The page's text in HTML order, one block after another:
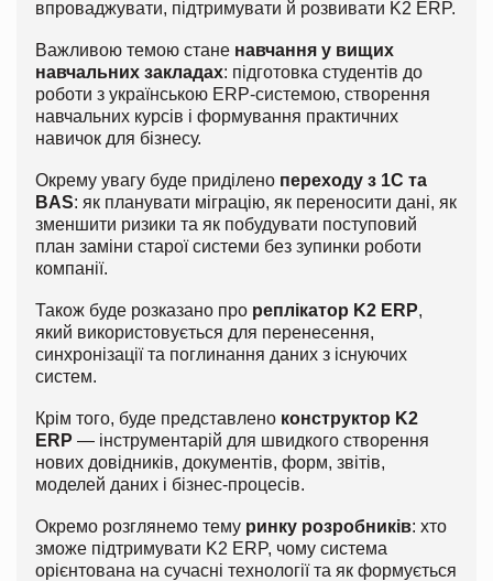
впроваджувати, підтримувати й розвивати K2 ERP.
Важливою темою стане навчання у вищих
навчальних закладах: підготовка студентів до
роботи з українською ERP-системою, створення
навчальних курсів і формування практичних
навичок для бізнесу.
Окрему увагу буде приділено переходу з 1С та
BAS: як планувати міграцію, як переносити дані, як
зменшити ризики та як побудувати поступовий
план заміни старої системи без зупинки роботи
компанії.
Також буде розказано про реплікатор K2 ERP,
який використовується для перенесення,
синхронізації та поглинання даних з існуючих
систем.
Крім того, буде представлено конструктор K2
ERP — інструментарій для швидкого створення
нових довідників, документів, форм, звітів,
моделей даних і бізнес-процесів.
Окремо розглянемо тему ринку розробників: хто
зможе підтримувати K2 ERP, чому система
орієнтована на сучасні технології та як формується